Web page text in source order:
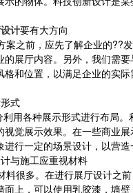
计要有大方向
之前，应先了解企业的??
的展厅内容。另外，我们需
格和位置，以满足企业的实
式
用各种展示形式进行布局。
视觉展示效果。在一些商业
行一定的场景设计，以营造
与施工应重视材料
很多。在进行展厅设计之
面上，可以使用乳胶漆，墙